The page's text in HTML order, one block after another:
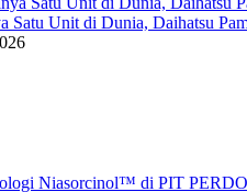
Satu Unit di Dunia, Daihatsu